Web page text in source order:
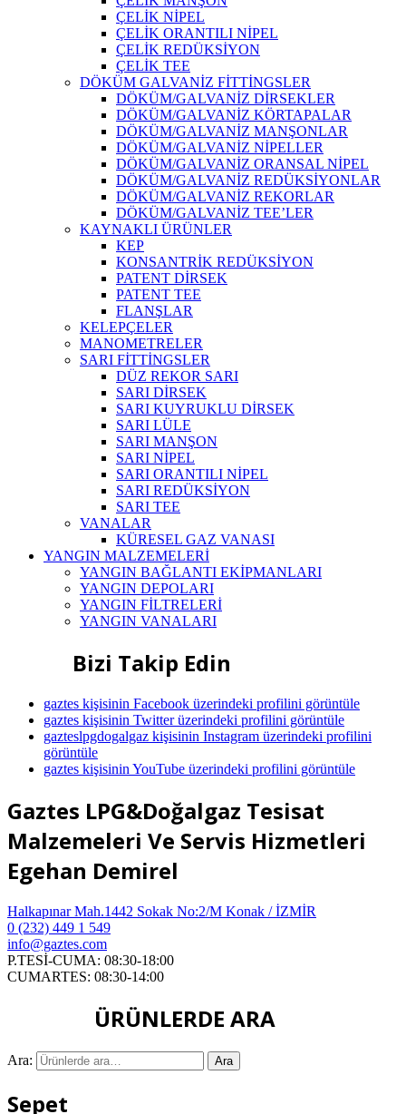
ÇELİK NİPEL
ÇELİK ORANTILI NİPEL
ÇELİK REDÜKSİYON
ÇELİK TEE
DÖKÜM GALVANİZ FİTTİNGSLER
DÖKÜM/GALVANİZ DİRSEKLER
DÖKÜM/GALVANİZ KÖRTAPALAR
DÖKÜM/GALVANİZ MANŞONLAR
DÖKÜM/GALVANİZ NİPELLER
DÖKÜM/GALVANİZ ORANSAL NİPEL
DÖKÜM/GALVANİZ REDÜKSİYONLAR
DÖKÜM/GALVANİZ REKORLAR
DÖKÜM/GALVANİZ TEE’LER
KAYNAKLI ÜRÜNLER
KEP
KONSANTRİK REDÜKSİYON
PATENT DİRSEK
PATENT TEE
FLANŞLAR
KELEPÇELER
MANOMETRELER
SARI FİTTİNGSLER
DÜZ REKOR SARI
SARI DİRSEK
SARI KUYRUKLU DİRSEK
SARI LÜLE
SARI MANŞON
SARI NİPEL
SARI ORANTILI NİPEL
SARI REDÜKSİYON
SARI TEE
VANALAR
KÜRESEL GAZ VANASI
YANGIN MALZEMELERİ
YANGIN BAĞLANTI EKİPMANLARI
YANGIN DEPOLARI
YANGIN FİLTRELERİ
YANGIN VANALARI
Bizi Takip Edin
gaztes kişisinin Facebook üzerindeki profilini görüntüle
gaztes kişisinin Twitter üzerindeki profilini görüntüle
gazteslpgdogalgaz kişisinin Instagram üzerindeki profilini
görüntüle
gaztes kişisinin YouTube üzerindeki profilini görüntüle
Gaztes LPG&Doğalgaz Tesisat
Malzemeleri Ve Servis Hizmetleri
Egehan Demirel
Halkapınar Mah.1442 Sokak No:2/M Konak / İZMİR
0 (232) 449 1 549
info@gaztes.com
P.TESİ-CUMA: 08:30-18:00
CUMARTES: 08:30-14:00
ÜRÜNLERDE ARA
Ara: Ara
Sepet